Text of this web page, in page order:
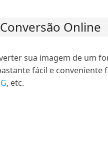
Online
sua imagem de um
fácil e conveniente
, etc.